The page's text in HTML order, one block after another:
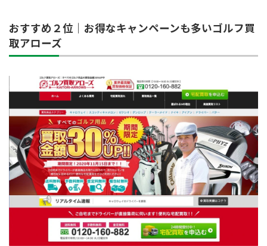
おすすめ２位｜お得なキャンペーンも多いゴルフ買
取アローズ